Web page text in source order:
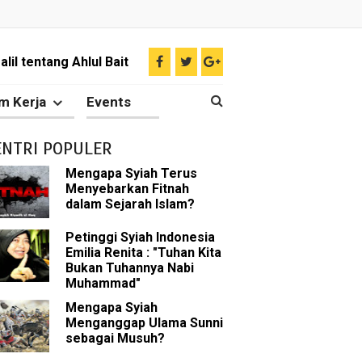
tentang Ahlul Bait
oleh Islam
Ilmu Ghaib?
Nabi Pengkhianat?
Nabi
Sunni
bin Affan
Kerja Events
POPULER
Mengapa Syiah Terus
Menyebarkan Fitnah
dalam Sejarah Islam?
Petinggi Syiah Indonesia
Emilia Renita : "Tuhan Kita
Bukan Tuhannya Nabi
Muhammad"
Mengapa Syiah
Menganggap Ulama Sunni
sebagai Musuh?